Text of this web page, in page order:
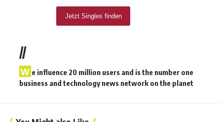
//
W e influence 20 million users and is the number one
business and technology news network on the planet